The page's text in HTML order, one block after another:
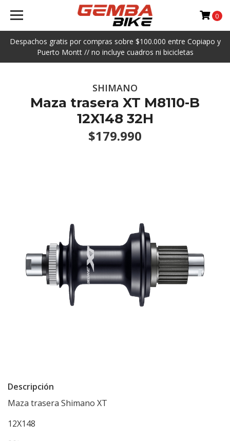
Despachos gratis por compras sobre $100.000 entre Copiapo y
Puerto Montt // no incluye cuadros ni bicicletas
0
SHIMANO
Maza trasera XT M8110-B
12X148 32H
$179.990
Descripción
Maza trasera Shimano XT
12X148